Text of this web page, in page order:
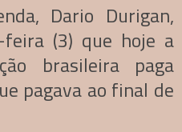
Dario Durigan,
(3) que hoje a
brasileira paga
pagava ao final de